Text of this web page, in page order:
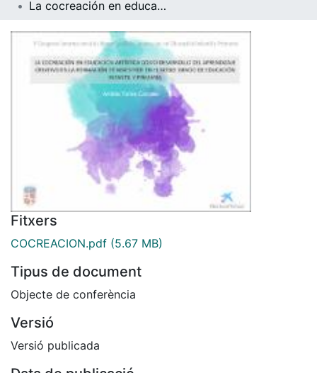
Contacte
La cocreación en educación artística como desarrollo del aprendizaje creativo en la formación de maestros en el doble grado de educación infantil y primaria
Fitxers
COCREACION.pdf (5.67 MB)
Tipus de document
Objecte de conferència
Versió
Versió publicada